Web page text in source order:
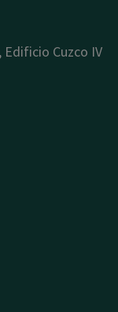
Edificio Cuzco IV